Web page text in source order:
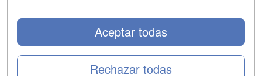
Rechazar todas
Aceptar todas